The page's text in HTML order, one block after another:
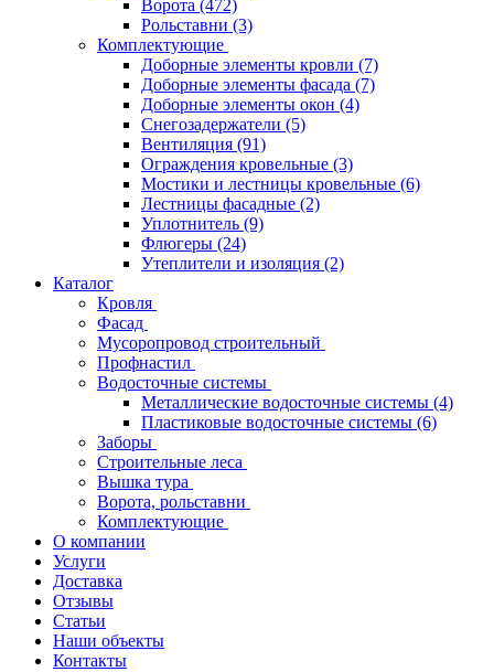
Ворота (472)
Рольставни (3)
Комплектующие
Доборные элементы кровли (7)
Доборные элементы фасада (7)
Доборные элементы окон (4)
Снегозадержатели (5)
Вентиляция (91)
Ограждения кровельные (3)
Мостики и лестницы кровельные (6)
Лестницы фасадные (2)
Уплотнитель (9)
Флюгеры (24)
Утеплители и изоляция (2)
Каталог
Кровля
Фасад
Мусоропровод строительный
Профнастил
Водосточные системы
Металлические водосточные системы (4)
Пластиковые водосточные системы (6)
Заборы
Строительные леса
Вышка тура
Ворота, рольставни
Комплектующие
О компании
Услуги
Доставка
Отзывы
Статьи
Наши объекты
Контакты